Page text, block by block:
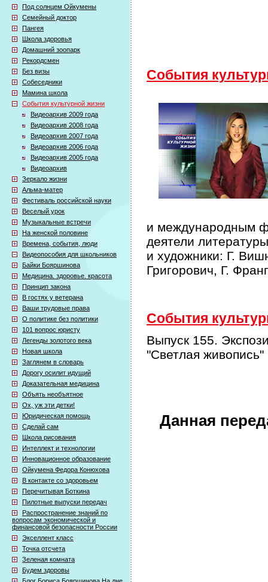
Под солнцем Ойкумены
Семейный доктор
Пангея
Школа здоровья
Домашний зоопарк
Рекордсмен
Без визы
Собеседники
Мамина школа
События культурной жизни
Видеоархив 2009 года
Видеоархив 2008 года
Видеоархив 2007 года
Видеоархив 2006 года
Видеоархив 2005 года
Видеоархив
Зеркало жизни
Альма-матер
Фестиваль российской науки
Веселый урок
Музыкальные встречи
На женской половине
Времена, события, люди
Видеопособия для школьников
Байки Бояршинова
Медицина. здоровье. красота
Принцип закона
В гостях у ветерана
Ваши трудовые права
О политике без политики
101 вопрос юристу
Легенды золотого века
Новая школа
Заглянем в словарь
Дорогу осилит идущий
Доказательная медицина
Объять необъятное
Ох, уж эти детки!
Юридическая помощь
Сделай сам
Школа рисования
Интеллект и технологии
Инновационное образование
Ойкумена Федора Конюхова
В контакте со здоровьем
Перечитывая Боткина
Пилотные выпуски передач
Распространение знаний по
вопросам экономической и
финансовой безопасности России
Экселлент класс
Точка отсчета
Зеленая комната
Будем здоровы
События
и международным
деятели
и художники: Г.
Григорович, Г.
События
Выпуск 155.
"Светлая
Данная